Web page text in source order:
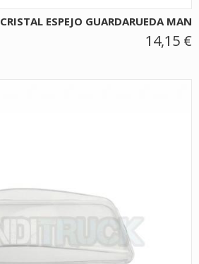
CRISTAL ESPEJO GUARDARUEDA MAN
14,15 €